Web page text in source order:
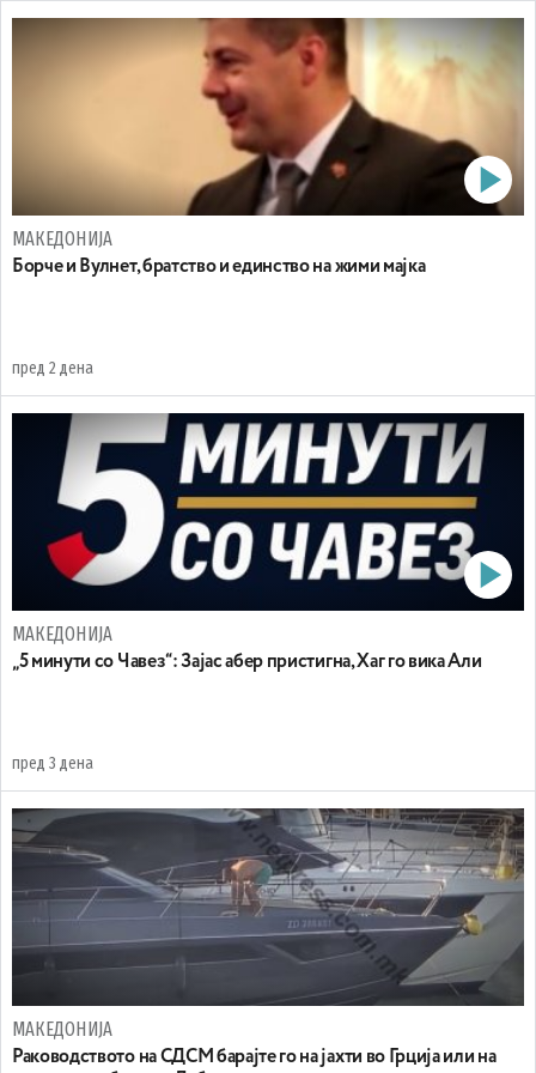
МАКЕДОНИЈА
Борче и Вулнет, братство и единство на жими мајка
пред 2 дена
МАКЕДОНИЈА
„5 минути со Чавез“: Зајас абер пристигна, Хаг го вика Али
пред 3 дена
МАКЕДОНИЈА
Раководството на СДСМ барајте го на јахти во Грција или на